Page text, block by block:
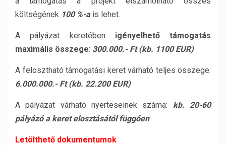
költségének 100 %-a is lehet.
A pályázat keretében igényelhető támogatás
maximális összege: 300.000.- Ft (kb. 1100 EUR)
A felosztható támogatási keret várható teljes összege:
6.000.000.- Ft (kb. 22.200 EUR)
A pályázat várható nyerteseinek száma: kb. 20-60
pályázó a keret elosztásától függően
Letölthető dokumentumok